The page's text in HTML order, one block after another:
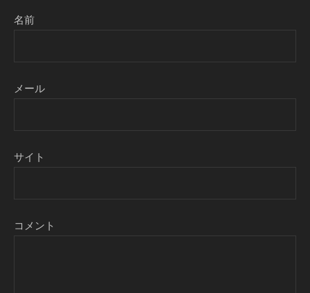
名前
メール
サイト
コメント